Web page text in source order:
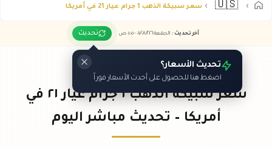
🇺🇸 سعر سبيكة الذهب 1 جرام عيار 21 في أمريكا
آخر تحديث : الجمعة ٠٧ /٠٨/٢٠٢٦ - ٠١:٠٥ ص تحديث
تحديث الأسعار؟
اضغط هنا للحصول على أحدث الأسعار فوراً
سعر سبيكة الذهب ١ جرام عيار ٢١ في
أمريكا – تحديث مباشر اليوم